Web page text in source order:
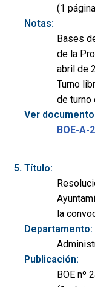
(1
Notas:
Bases
de la
abril de
Turno
de turno
Ver
BOE-A-
Título:
la
Departamento:
Publicación:
BOE nº